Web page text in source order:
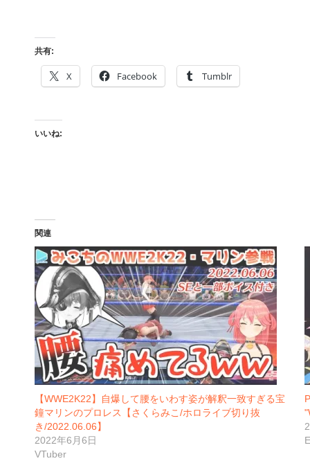
共有:
X Facebook Tumblr
いいね:
関連
【WWE2K22】自爆して腰をいわす姿が解釈一致すぎる宝
鐘マリンのプロレス【さくらみこ/ホロライブ切り抜
き/2022.06.06】
2022年6月6日
VTuber